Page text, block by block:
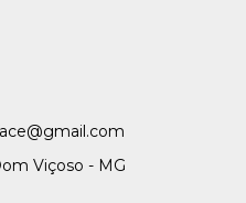
Viçoso - MG